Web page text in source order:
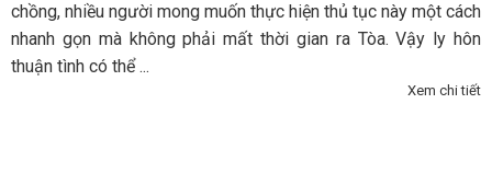
chồng, nhiều người mong muốn thực hiện thủ tục này một cách
nhanh gọn mà không phải mất thời gian ra Tòa. Vậy ly hôn
thuận tình có thể ...
Xem chi tiết